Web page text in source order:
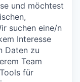
und möchtest
suchen eine/n
Interesse
Daten zu
Team
für